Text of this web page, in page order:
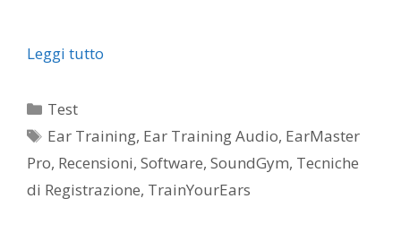
Leggi tutto
Categorie
Test
Tag
Ear Training, Ear Training Audio, EarMaster
Pro, Recensioni, Software, SoundGym, Tecniche
di Registrazione, TrainYourEars